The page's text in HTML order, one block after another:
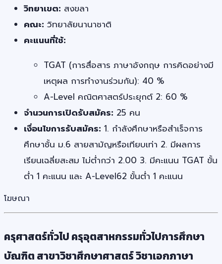
วิทยาเขต: สงขลา
คณะ: วิทยาลัยนานาชาติ
คะแนนที่ใช้:
TGAT (การสื่อสาร ภาษาอังกฤษ การคิดอย่างมี
เหตุผล การทำงานร่วมกัน): 40 %
A-Level คณิตศาสตร์ประยุกต์ 2: 60 %
จำนวนการเปิดรับสมัคร: 25 คน
เงื่อนไขการรับสมัคร: 1. กำลังศึกษาหรือสำเร็จการ
ศึกษาชั้น ม.6 สายสามัญหรือเทียบเท่า 2. มีผลการ
เรียนเฉลี่ยสะสม ไม่ต่ำกว่า 2.00 3. มีคะแนน TGAT ขั้น
ต่ำ 1 คะแนน และ A-Level62 ขั้นต่ำ 1 คะแนน
โฆษณา
ครุศาสตร์ทั่วไป ครุอุตสาหกรรมทั่วไปการศึกษา
บัณฑิต สาขาวิชาศึกษาศาสตร์ วิชาเอกภาษา